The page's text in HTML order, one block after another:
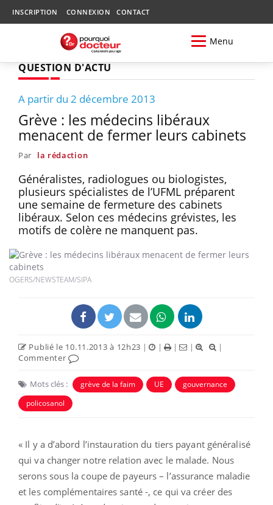
INSCRIPTION CONNEXION CONTACT
Menu
QUESTION D'ACTU
A partir du 2 décembre 2013
Grève : les médecins libéraux
menacent de fermer leurs cabinets
Par la rédaction
Généralistes, radiologues ou biologistes,
plusieurs spécialistes de l’UFML préparent
une semaine de fermeture des cabinets
libéraux. Selon ces médecins grévistes, les
motifs de colère ne manquent pas.
OGERS/NEWSTEAM/SIPA
Publié le 10.11.2013 à 12h23 | | | |
|
Commenter
Mots clés : grève de la faim UE
gouvernance
policosanol
« Il y a d’abord l’instauration du tiers payant généralisé
qui va changer notre relation avec le malade. Nous
serons sous la coupe de payeurs – l’assurance maladie
et les complémentaires santé -, ce qui va créer des